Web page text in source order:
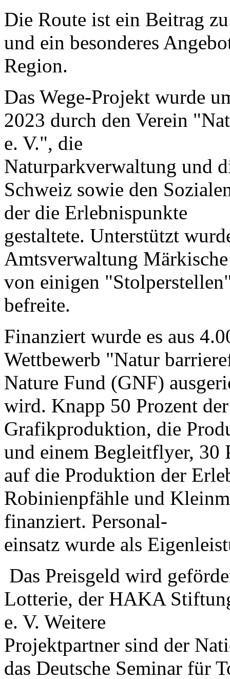
Die Route ist ein Beitrag
und ein besonderes
Region.
Das Wege-Projekt wurde
2023 durch den Verein
e. V.", die
Naturparkverwaltung und
Schweiz sowie den
der die Erlebnispunkte
gestaltete. Unterstützt
Amtsverwaltung
von einigen
befreite.
Finanziert wurde es aus
Wettbewerb "Natur
Nature Fund (GNF)
wird. Knapp 50 Prozent
Grafikproduktion, die
und einem Begleitflyer, 30
auf die Produktion der
Robinienpfähle und
finanziert. Personal-
einsatz wurde als
Das Preisgeld wird
Lotterie, der HAKA
e. V. Weitere
Projektpartner sind der
das Deutsche Seminar für